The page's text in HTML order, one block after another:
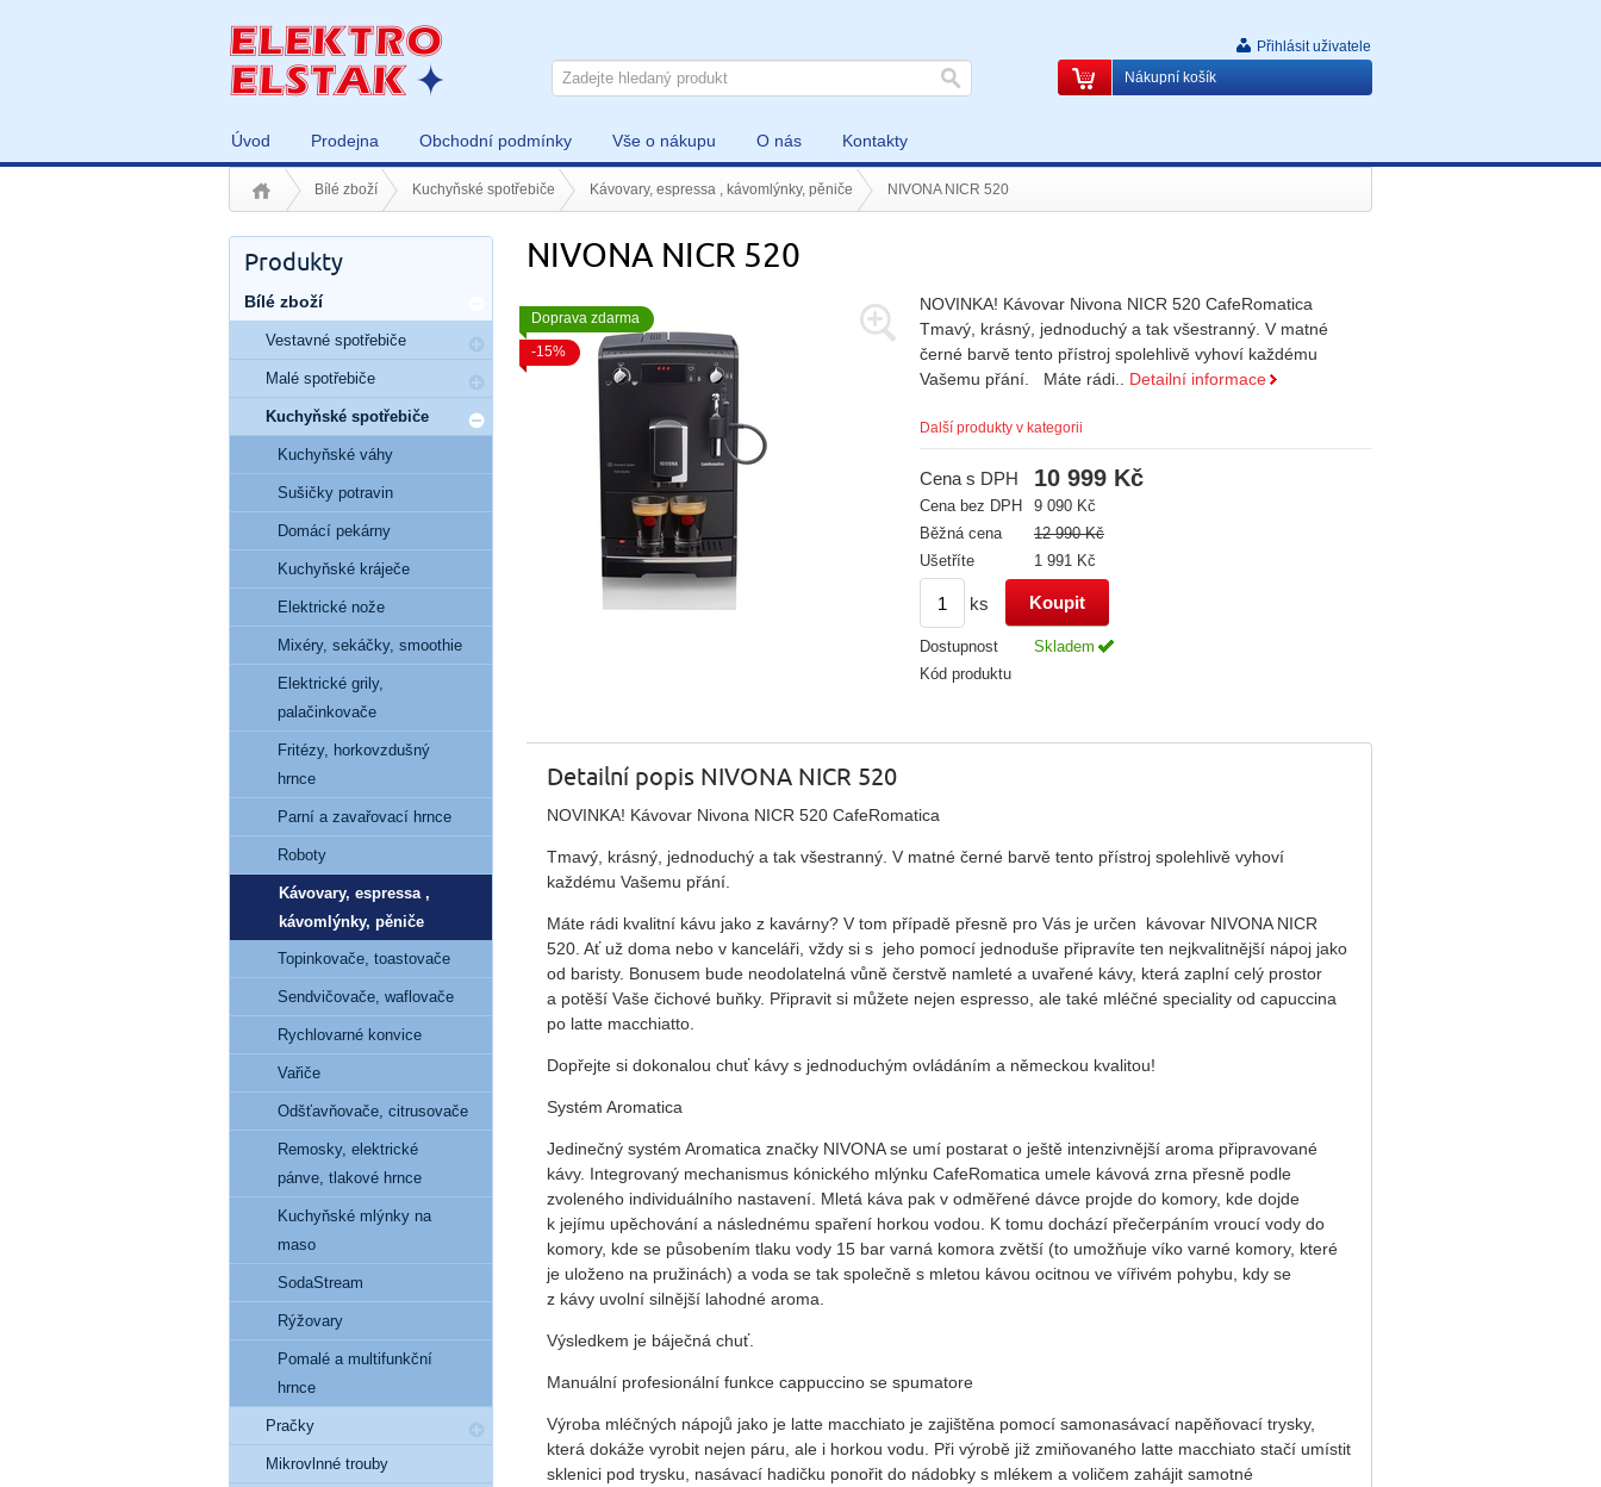
Úvod Prodejna Obchodní podmínky Vše o nákupu O nás Kontakty
Přihlásit uživatele
Nákupní košík
Bílé zboží Kuchyňské spotřebiče Kávovary, espressa , kávomlýnky, pěniče NIVONA NICR 520
NIVONA NICR 520
Doprava zdarma
-15%
NOVINKA! Kávovar Nivona NICR 520 CafeRomatica
Tmavý, krásný, jednoduchý a tak všestranný. V matné
černé barvě tento přístroj spolehlivě vyhoví každému
Vašemu přání. Máte rádi.. Detailní informace
Další produkty v kategorii
Cena s DPH 10 999 Kč
Cena bez DPH
9 090 Kč
Běžná cena
12 990 Kč
Ušetříte
1 991 Kč
ks
Dostupnost
Skladem
Kód produktu
Detailní popis NIVONA NICR 520
NOVINKA! Kávovar Nivona NICR 520 CafeRomatica
Tmavý, krásný, jednoduchý a tak všestranný. V matné černé barvě tento přístroj spolehlivě vyhoví
každému Vašemu přání.
Máte rádi kvalitní kávu jako z kavárny? V tom případě přesně pro Vás je určen kávovar NIVONA NICR
520. Ať už doma nebo v kanceláři, vždy si s jeho pomocí jednoduše připravíte ten nejkvalitnější nápoj jako
od baristy. Bonusem bude neodolatelná vůně čerstvě namleté a uvařené kávy, která zaplní celý prostor
a potěší Vaše čichové buňky. Připravit si můžete nejen espresso, ale také mléčné speciality od capuccina
po latte macchiatto.
Dopřejte si dokonalou chuť kávy s jednoduchým ovládáním a německou kvalitou!
Systém Aromatica
Jedinečný systém Aromatica značky NIVONA se umí postarat o ještě intenzivnější aroma připravované
kávy. Integrovaný mechanismus kónického mlýnku CafeRomatica umele kávová zrna přesně podle
zvoleného individuálního nastavení. Mletá káva pak v odměřené dávce projde do komory, kde dojde
k jejímu upěchování a následnému spaření horkou vodou. K tomu dochází přečerpáním vroucí vody do
komory, kde se působením tlaku vody 15 bar varná komora zvětší (to umožňuje víko varné komory, které
je uloženo na pružinách) a voda se tak společně s mletou kávou ocitnou ve vířivém pohybu, kdy se
z kávy uvolní silnější lahodné aroma.
Výsledkem je báječná chuť.
Manuální profesionální funkce cappuccino se spumatore
Výroba mléčných nápojů jako je latte macchiato je zajištěna pomocí samonasávací napěňovací trysky,
která dokáže vyrobit nejen páru, ale i horkou vodu. Při výrobě již zmiňovaného latte macchiato stačí umístit
sklenici pod trysku, nasávací hadičku ponořit do nádobky s mlékem a voličem zahájit samotné
Produkty
Bílé zboží
Vestavné spotřebiče
Malé spotřebiče
Kuchyňské spotřebiče
Kuchyňské váhy
Sušičky potravin
Domácí pekárny
Kuchyňské kráječe
Elektrické nože
Mixéry, sekáčky, smoothie
Elektrické grily,
palačinkovače
Fritézy, horkovzdušný
hrnce
Parní a zavařovací hrnce
Roboty
Kávovary, espressa ,
kávomlýnky, pěniče
Topinkovače, toastovače
Sendvičovače, waflovače
Rychlovarné konvice
Vařiče
Odšťavňovače, citrusovače
Remosky, elektrické
pánve, tlakové hrnce
Kuchyňské mlýnky na
maso
SodaStream
Rýžovary
Pomalé a multifunkční
hrnce
Pračky
Mikrovlnné trouby